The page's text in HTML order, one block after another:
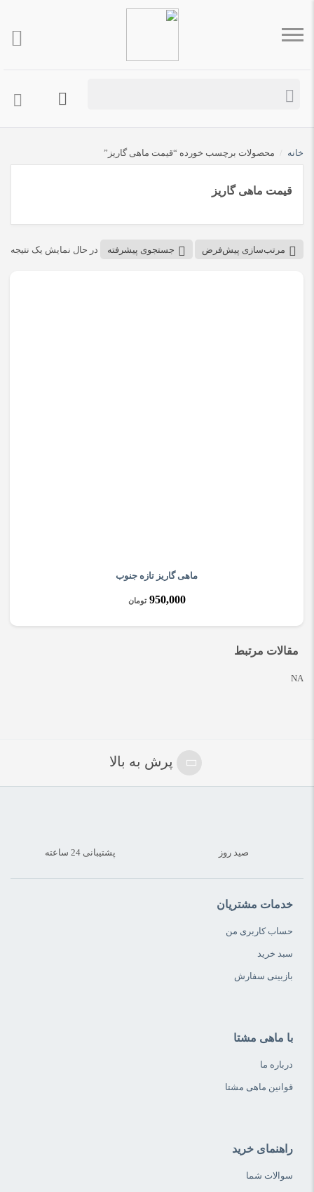
خانه / محصولات برچسب خورده “قیمت ماهی گاریز”
قیمت ماهی گاریز
در حال نمایش یک نتیجه مرتب‌سازی پیش‌فرض جستجوی پیشرفته
ماهی گاریز تازه جنوب
950,000 تومان
مقالات مرتبط
NA
پرش به بالا
صید روز پشتیبانی 24 ساعته
خدمات مشتریان
حساب کاربری من
سبد خرید
بازبینی سفارش
با ماهی مشتا
درباره ما
قوانین ماهی مشتا
راهنمای خرید
سوالات شما